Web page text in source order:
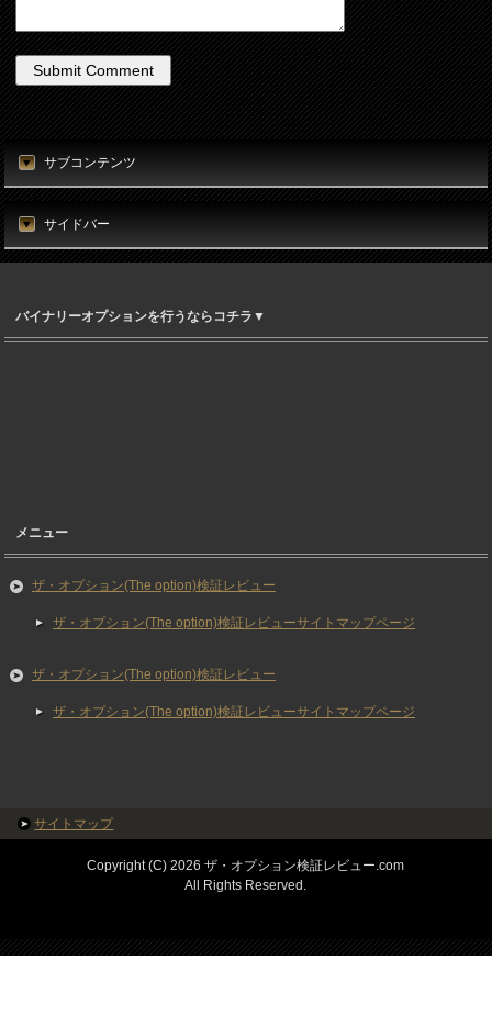
サブコンテンツ
サイドバー
バイナリーオプションを行うならコチラ▼
メニュー
ザ・オプション(The option)検証レビュー
ザ・オプション(The option)検証レビューサイトマップページ
ザ・オプション(The option)検証レビュー
ザ・オプション(The option)検証レビューサイトマップページ
サイトマップ
Copyright (C) 2026 ザ・オプション検証レビュー.com
All Rights Reserved.